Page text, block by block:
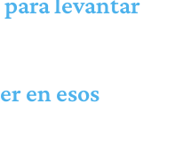
en esos